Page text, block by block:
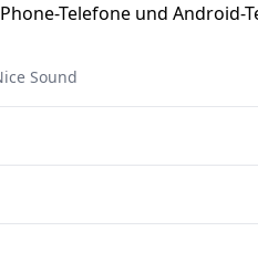
Telefone und Android-
Sound